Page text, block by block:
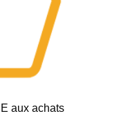
aux achats